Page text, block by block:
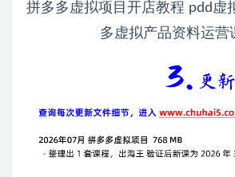
拼多多虚拟项目开店教程 pdd虚
多虚拟产品资料运营